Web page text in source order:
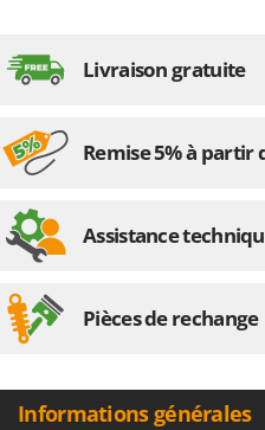
Livraison gratuite
Remise 5% à
Assistance
Pièces de rechange
Informations générales